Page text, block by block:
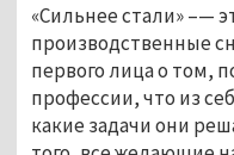
«Сильнее стали» –—
производственные
первого лица о том,
профессии, что из
какие задачи они